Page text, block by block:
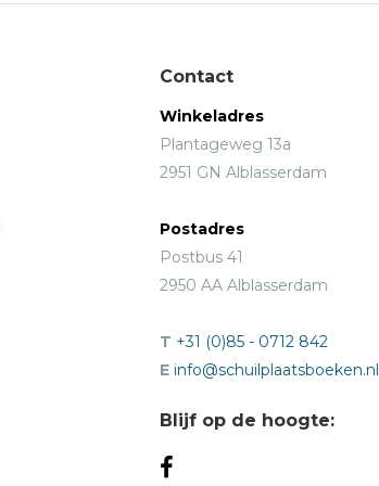
Contact
Winkeladres
Plantageweg 13a
2951 GN Alblasserdam
Postadres
Postbus 41
2950 AA Alblasserdam
T +31 (0)85 - 0712 842
E info@schuilplaatsboeken.nl
Blijf op de hoogte: